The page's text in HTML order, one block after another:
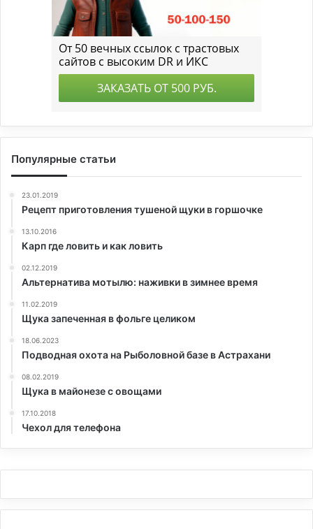
Популярные статьи
23.01.2019
Рецепт приготовления тушеной щуки в горшочке
13.10.2016
Карп где ловить и как ловить
02.12.2019
Альтернатива мотылю: наживки в зимнее время
11.02.2019
Щука запеченная в фольге целиком
18.06.2023
Подводная охота на Рыболовной базе в Астрахани
08.02.2019
Щука в майонезе с овощами
17.10.2018
Чехол для телефона